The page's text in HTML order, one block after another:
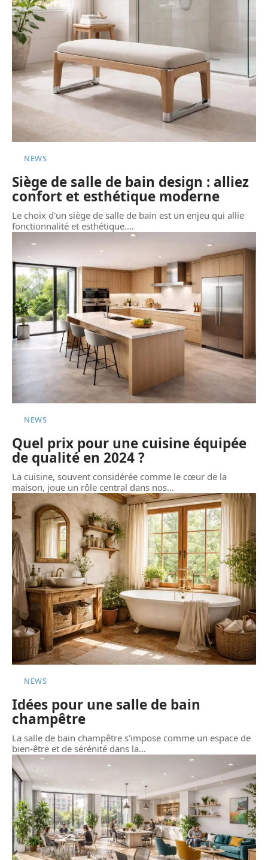
NEWS
Siège de salle de bain design : alliez
confort et esthétique moderne
Le choix d'un siège de salle de bain est un enjeu qui allie
fonctionnalité et esthétique.…
NEWS
Quel prix pour une cuisine équipée
de qualité en 2024 ?
La cuisine, souvent considérée comme le cœur de la
maison, joue un rôle central dans nos…
NEWS
Idées pour une salle de bain
champêtre
La salle de bain champêtre s'impose comme un espace de
bien-être et de sérénité dans la…